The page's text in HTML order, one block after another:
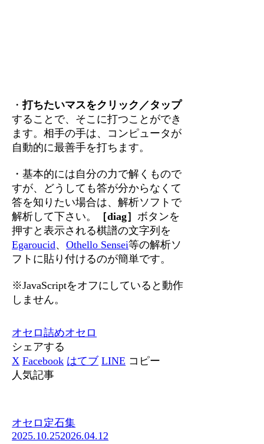
・打ちたいマスをクリック／タップ
することで、そこに打つことができ
ます。相手の手は、コンピュータが
自動的に最善手を打ちます。
・基本的には自分の力で解くもので
すが、どうしても答が分からなくて
答を知りたい場合は、解析ソフトで
解析して下さい。
［diag］ ボタンを
押すと表示される棋譜の文字列を
Egaroucid、Othello Sensei等の解析ソ
フトに貼り付けるのが簡単です。
※JavaScriptをオフにしていると動作
しません。
オセロ詰めオセロ
シェアする
X Facebook はてブ LINE コピー
人気記事
オセロ定石集
2025.10.252026.04.12